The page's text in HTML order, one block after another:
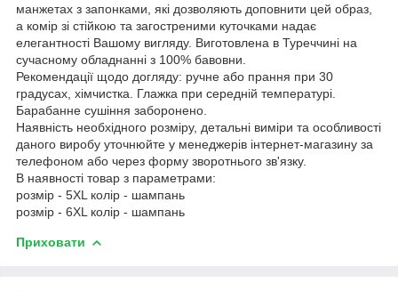
манжетах з запонками, які дозволяють доповнити цей образ,
а комір зі стійкою та загостреними куточками надає
елегантності Вашому вигляду. Виготовлена в Туреччині на
сучасному обладнанні з 100% бавовни.
Рекомендації щодо догляду: ручне або прання при 30
градусах, хімчистка. Глажка при середній температурі.
Барабанне сушіння заборонено.
Наявність необхідного розміру, детальні виміри та особливості
даного виробу уточнюйте у менеджерів інтернет-магазину за
телефоном або через форму зворотнього зв'язку.
В наявності товар з параметрами:
розмір - 5XL колір - шампань
розмір - 6XL колір - шампань
Приховати